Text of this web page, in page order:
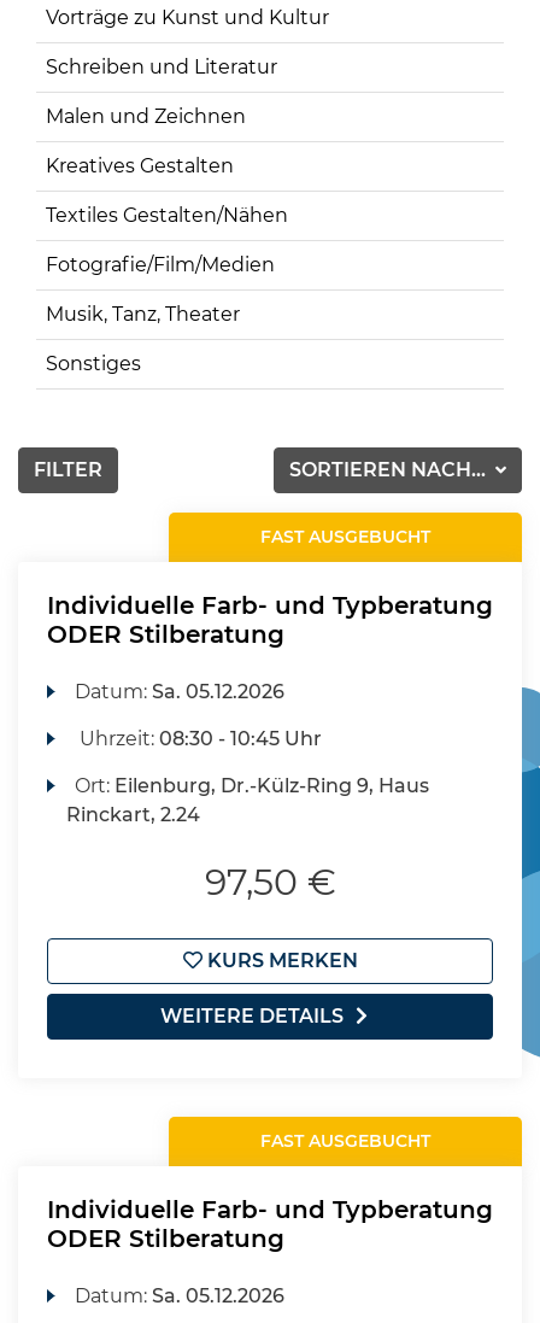
Vorträge zu Kunst und Kultur
Schreiben und Literatur
Malen und Zeichnen
Kreatives Gestalten
Textiles Gestalten/Nähen
Fotografie/Film/Medien
Musik, Tanz, Theater
Sonstiges
SORTIEREN NACH...
FILTER
FAST AUSGEBUCHT
Individuelle Farb- und Typberatung
ODER Stilberatung
Datum:Sa. 05.12.2026
Uhrzeit:08:30 - 10:45 Uhr
Ort: Eilenburg, Dr.-Külz-Ring 9, Haus
Rinckart, 2.24
97,50 €
KURS MERKEN
WEITERE DETAILS
FAST AUSGEBUCHT
Individuelle Farb- und Typberatung
ODER Stilberatung
Datum:Sa. 05.12.2026